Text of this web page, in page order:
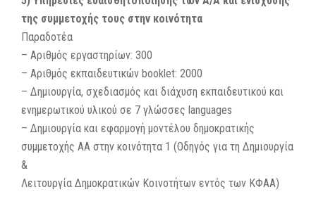
της συμμετοχής τους στην κοινότητα
Παραδοτέα
– Αριθμός εργαστηρίων: 300
– Αριθμός εκπαιδευτικών booklet: 2000
– Δημιουργία, σχεδιασμός και διάχυση εκπαιδευτικού και
ενημερωτικού υλικού σε 7 γλώσσες languages
– Δημιουργία και εφαρμογή μοντέλου δημοκρατικής
συμμετοχής ΑΑ στην κοινότητα 1 (Οδηγός για τη Δημιουργία
&
Λειτουργία Δημοκρατικών Κοινοτήτων εντός των ΚΦΑΑ)